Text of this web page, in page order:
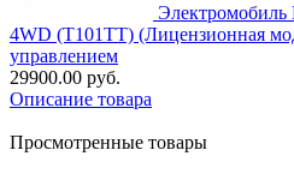
Электромобиль
4WD (T101TT) (Лицензионная
управлением
29900.00 руб.
Описание товара
Просмотренные товары